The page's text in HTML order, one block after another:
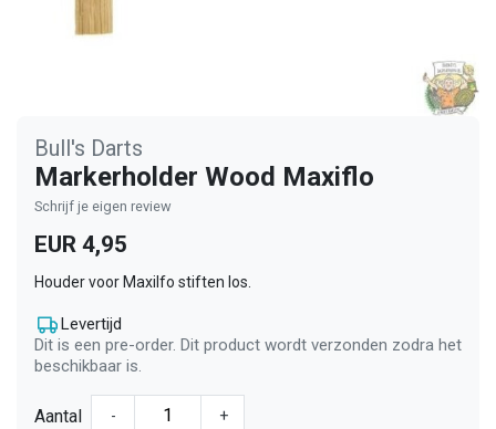
Bull's Darts
Markerholder Wood Maxiflo
Schrijf je eigen review
EUR 4,95
Houder voor Maxilfo stiften los.
Levertijd
Dit is een pre-order. Dit product wordt verzonden zodra het
beschikbaar is.
Aantal - +